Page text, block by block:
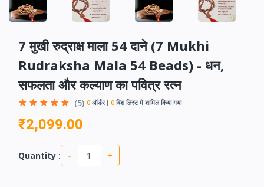
7 मुखी रुद्राक्ष माला 54 दाने (7 Mukhi
Rudraksha Mala 54 Beads) - धन,
सफलता और कल्याण का पवित्र रत्न
(5) 0 ऑर्डर 0 विश लिस्ट में शामिल किया गया
₹2,099.00
Quantity : - +